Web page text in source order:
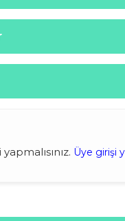
Üye girişi